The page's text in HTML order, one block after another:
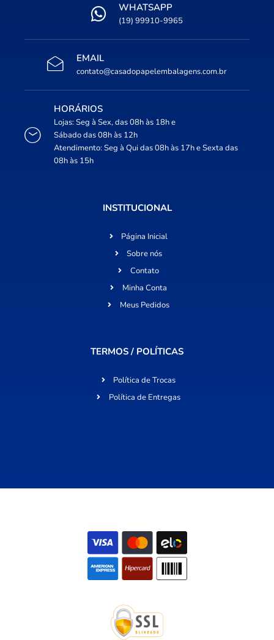
WHATSAPP
(19) 99910-9965
EMAIL
contato@casadopapelembalagens.com.br
HORÁRIOS
Lojas: Seg à Sex, das 08h às 18h e
Sábado das 08h às 12h
Atendimento: Seg à Qui das 08h às 17h e Sexta das
08h às 15h
INSTITUCIONAL
Página Inicial
Sobre nós
Contato
Minha Conta
Meus Pedidos
TERMOS / POLÍTICAS
Política de Trocas
Política de Entregas